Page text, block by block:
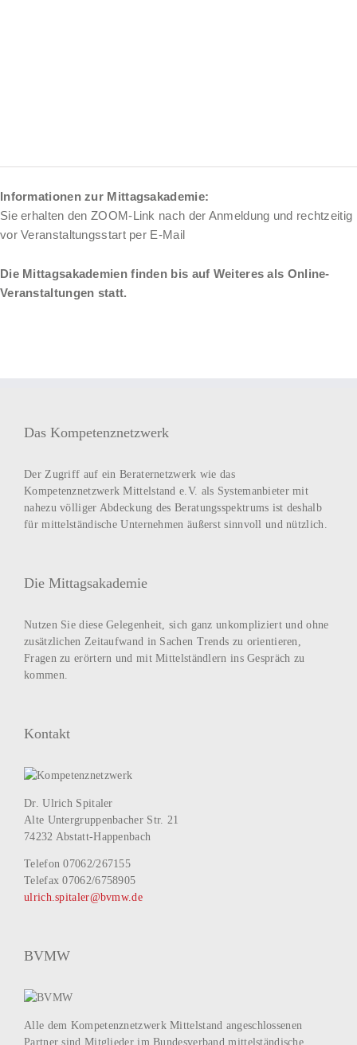
Informationen zur Mittagsakademie:
Sie erhalten den ZOOM-Link nach der Anmeldung und rechtzeitig
vor Veranstaltungsstart per E-Mail
Die Mittagsakademien finden bis auf Weiteres als Online-
Veranstaltungen statt.
Das Kompetenznetzwerk
Der Zugriff auf ein Beraternetzwerk wie das
Kompetenznetzwerk Mittelstand e.V. als Systemanbieter mit
nahezu völliger Abdeckung des Beratungsspektrums ist deshalb
für mittelständische Unternehmen äußerst sinnvoll und nützlich.
Die Mittagsakademie
Nutzen Sie diese Gelegenheit, sich ganz unkompliziert und ohne
zusätzlichen Zeitaufwand in Sachen Trends zu orientieren,
Fragen zu erörtern und mit Mittelständlern ins Gespräch zu
kommen.
Kontakt
Dr. Ulrich Spitaler
Alte Untergruppenbacher Str. 21
74232 Abstatt-Happenbach
Telefon 07062/267155
Telefax 07062/6758905
ulrich.spitaler@bvmw.de
BVMW
Alle dem Kompetenznetzwerk Mittelstand angeschlossenen
Partner sind Mitglieder im Bundesverband mittelständische